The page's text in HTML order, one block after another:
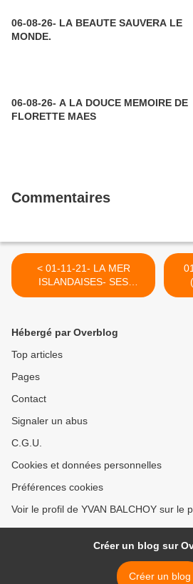
06-08-26- LA BEAUTE SAUVERA LE
MONDE.
06-08-26- A LA DOUCE MEMOIRE DE
FLORETTE MAES
Commentaires
< 01-11-21- LA MER
ISLANDAISES- SES
AIGUILLES QUI
NOIR
Hébergé par Overblog
Top articles
Pages
Contact
Signaler un abus
C.G.U.
Cookies et données personnelles
Préférences cookies
Voir le profil de YVAN BALCHOY sur le
Créer un blog sur
Créer un blog